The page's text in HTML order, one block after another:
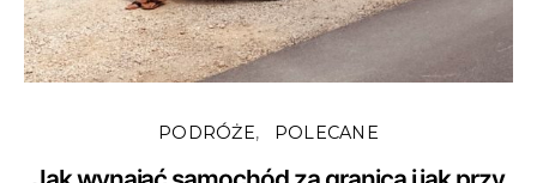
PODRÓŻE POLECANE